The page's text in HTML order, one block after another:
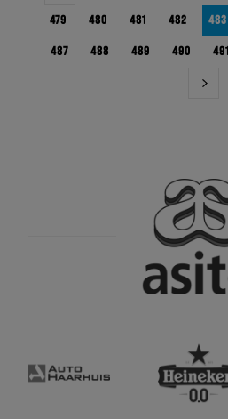
479 480 481 482 483
487 488 489 490 491